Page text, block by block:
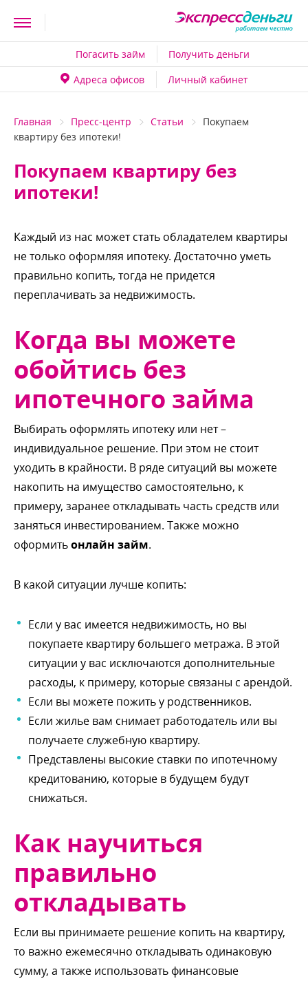
Погасить займ
Получить деньги
Адреса офисо
Личный кабинет
Главная Пресс-центр Статьи
Покупаем
квартиру без ипотеки!
Покупаем квартиру без
ипотеки!
Каждый из нас может стать обладателем квартиры
не только оформляя ипотеку. Достаточно уметь
правильно копить, тогда не придется
переплачивать за недвижимость.
Когда вы можете
обойтись без
ипотечного займа
ыбирать оформлять ипотеку или нет –
индивидуальное решение. При этом не стоит
уходить в крайности. В ряде ситуаций вы можете
накопить на имущество самостоятельно, к
примеру, заранее откладывать часть средств или
заняться инвестированием. Также можно
оформитьонлайн займ.
какой ситуации лучше копить:
Если у вас имеется недвижимость, но вы
покупаете квартиру большего метража. В этой
ситуации у вас исключаются дополнительные
расходы, к примеру, которые связаны с арендой.
Если вы можете пожить у родственников.
Если жилье вам снимает работодатель или вы
получаете служебную квартиру.
Представлены высокие ставки по ипотечному
кредитованию, которые в будущем будут
снижаться.
Как научиться
правильно
откладывать
Если вы принимаете решение копить на квартиру,
то важно ежемесячно откладывать одинаковую
сумму, а также использовать финансовые